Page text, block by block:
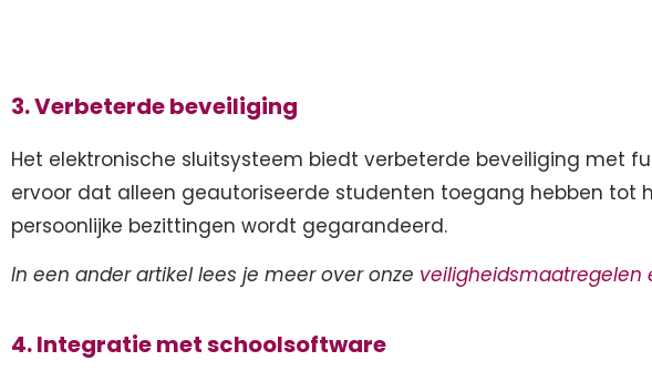
3. Verbeterde beveiliging
Het elektronische sluitsysteem biedt verbeterde beveiliging met
ervoor dat alleen geautoriseerde studenten toegang hebben tot
persoonlijke bezittingen wordt gegarandeerd.
In een ander artikel lees je meer over onze veiligheidsmaatregelen
4. Integratie met schoolsoftware